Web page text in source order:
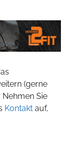
(gerne
Sie
Kontakt auf,